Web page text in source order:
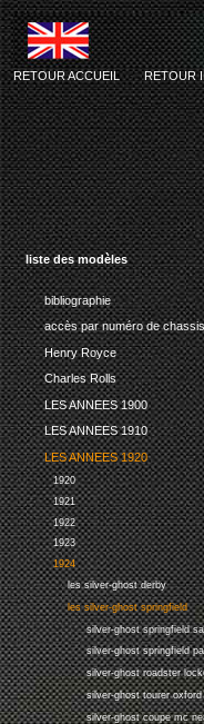
liste des modèles
bibliographie
accès par numéro de chassis
Henry Royce
Charles Rolls
LES ANNEES 1900
LES ANNEES 1910
LES ANNEES 1920
1920
1921
1922
1923
1924
les silver-ghost derby
les silver-ghost springfield
silver-ghost springfield
silver-ghost springfield
silver-ghost roadster
silver-ghost tourer
silver-ghost coupe mc
RETOUR ACCUEIL-RETOUR